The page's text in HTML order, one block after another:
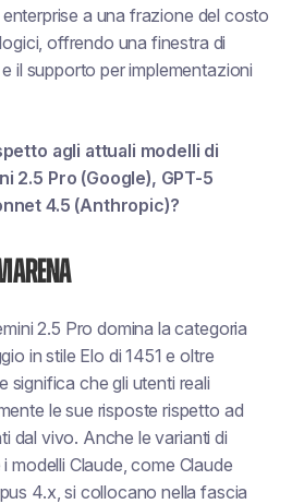
a una frazione del costo
offrendo una finestra di
il supporto per implementazioni
agli attuali modelli di
2.5 Pro (Google), GPT-5
4.5 (Anthropic)?
2.5 Pro domina la categoria
in stile Elo di 1451 e oltre
significa che gli utenti reali
le sue risposte rispetto ad
dal vivo. Anche le varianti di
modelli Claude, come Claude
4.x, si collocano nella fascia